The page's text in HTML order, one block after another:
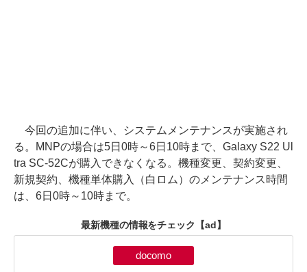
今回の追加に伴い、システムメンテナンスが実施され
る。MNPの場合は5日0時～6日10時まで、Galaxy S22 Ul
tra SC-52Cが購入できなくなる。機種変更、契約変更、
新規契約、機種単体購入（白ロム）のメンテナンス時間
は、6日0時～10時まで。
最新機種の情報をチェック 【ad】
docomo